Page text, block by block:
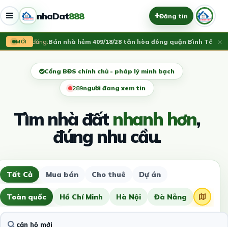
nhaDat888 Đăng tin
MỚI
Vừa đăng:Bán nhà hẻm 409/18/28 tân hòa đông quận Bình Tân 3.75
×
Cổng BĐS chính chủ - pháp lý minh bạch
291người đang xem tin
Tìm nhà đấtnhanh hơn,
đúng nhu cầu.
Tất Cả Mua bán Cho thuê Dự án
Toàn quốc Hồ Chí Minh Hà Nội Đà Nẵng